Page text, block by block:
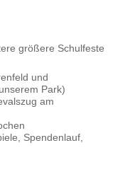
größere Schulfeste
und
Park)
am
Spendenlauf,